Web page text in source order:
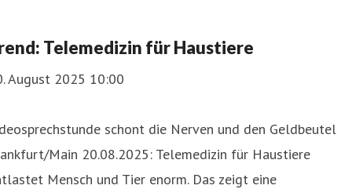
Telemedizin für Haustiere
August 2025 10:00
schont die Nerven und den Geldbeutel
Main 20.08.2025: Telemedizin für Haustiere
Mensch und Tier enorm. Das zeigt eine